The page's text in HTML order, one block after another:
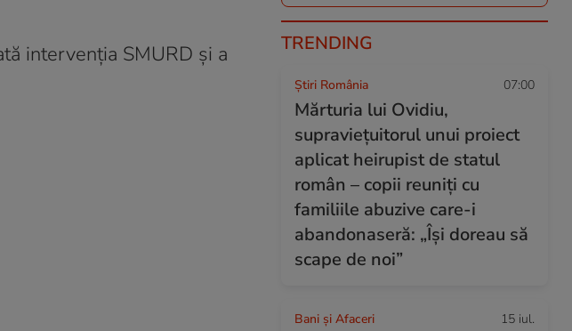
intervenția SMURD și a
TRENDING
Știri România 07:00
Mărturia lui Ovidiu,
supraviețuitorul unui proiect
aplicat heirupist de statul
român – copii reuniți cu
familiile abuzive care-i
abandonaseră: „Își doreau să
scape de noi”
Bani și Afaceri 15 iul.